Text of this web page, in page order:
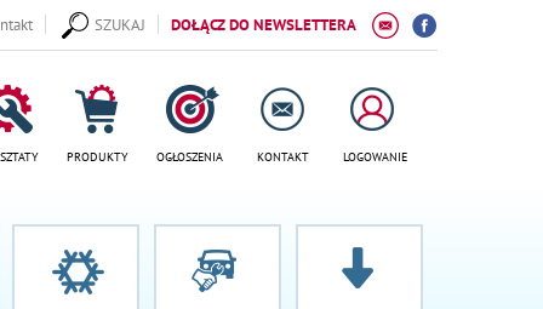
DOŁĄCZ DO NEWSLETTERA
SZUKAJ
PRODUKTY OGŁOSZENIA KONTAKT LOGOWANIE